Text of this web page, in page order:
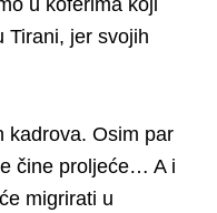
jer svojih
kadrova. Osim par
čine proljeće… A i
migrirati u